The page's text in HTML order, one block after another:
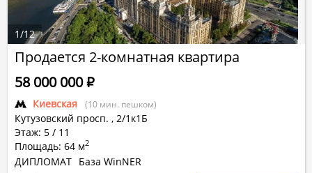
Продается 2-комнатная квартира
Киевская (10 мин. пешком)
Кутузовский просп. , 2/1к1Б
Этаж: 5 / 11
Площадь: 64 м2
58 000 000Р
ДИПЛОМАТ База WinNER
1/12